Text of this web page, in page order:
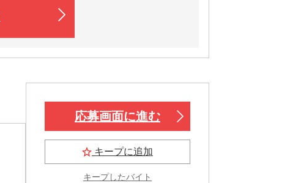
応募画面に進む
キープに追加
キープしたバイト